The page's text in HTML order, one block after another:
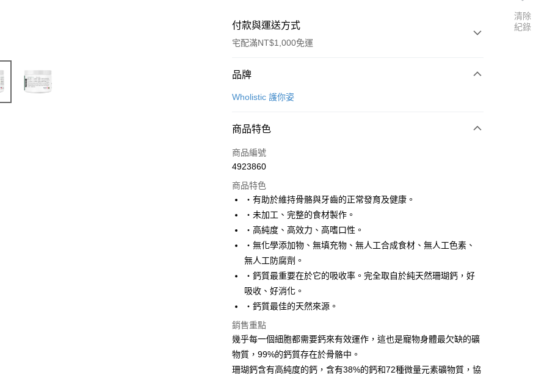
付款與運送方式
宅配滿NT$1,000免運
付款方式
信用卡一次付款
Google Pay
運送方式
新竹貨運宅配
每筆NT$100，滿NT$1,000(含以上)免運費
祥億貨運
每筆NT$100，滿NT$1,000(含以上)免運費
離島宅配
每筆NT$200，滿NT$1,000(含以上)免運費
品牌
Wholistic 護你姿
商品特色
商品編號
4923860
商品特色
・有助於維持骨骼與牙齒的正常發育及健康。
・未加工、完整的食材製作。
・高純度、高效力、高嗜口性。
・無化學添加物、無填充物、無人工合成食材、無人工色素、
無人工防腐劑。
・鈣質最重要在於它的吸收率。完全取自於純天然珊瑚鈣，好
吸收、好消化。
・鈣質最佳的天然來源。
銷售重點
幾乎每一個細胞都需要鈣來有效運作，這也是寵物身體最欠缺的礦
物質，99%的鈣質存在於骨骼中。
珊瑚鈣含有高純度的鈣，含有38%的鈣和72種微量元素礦物質，協
清除
紀錄